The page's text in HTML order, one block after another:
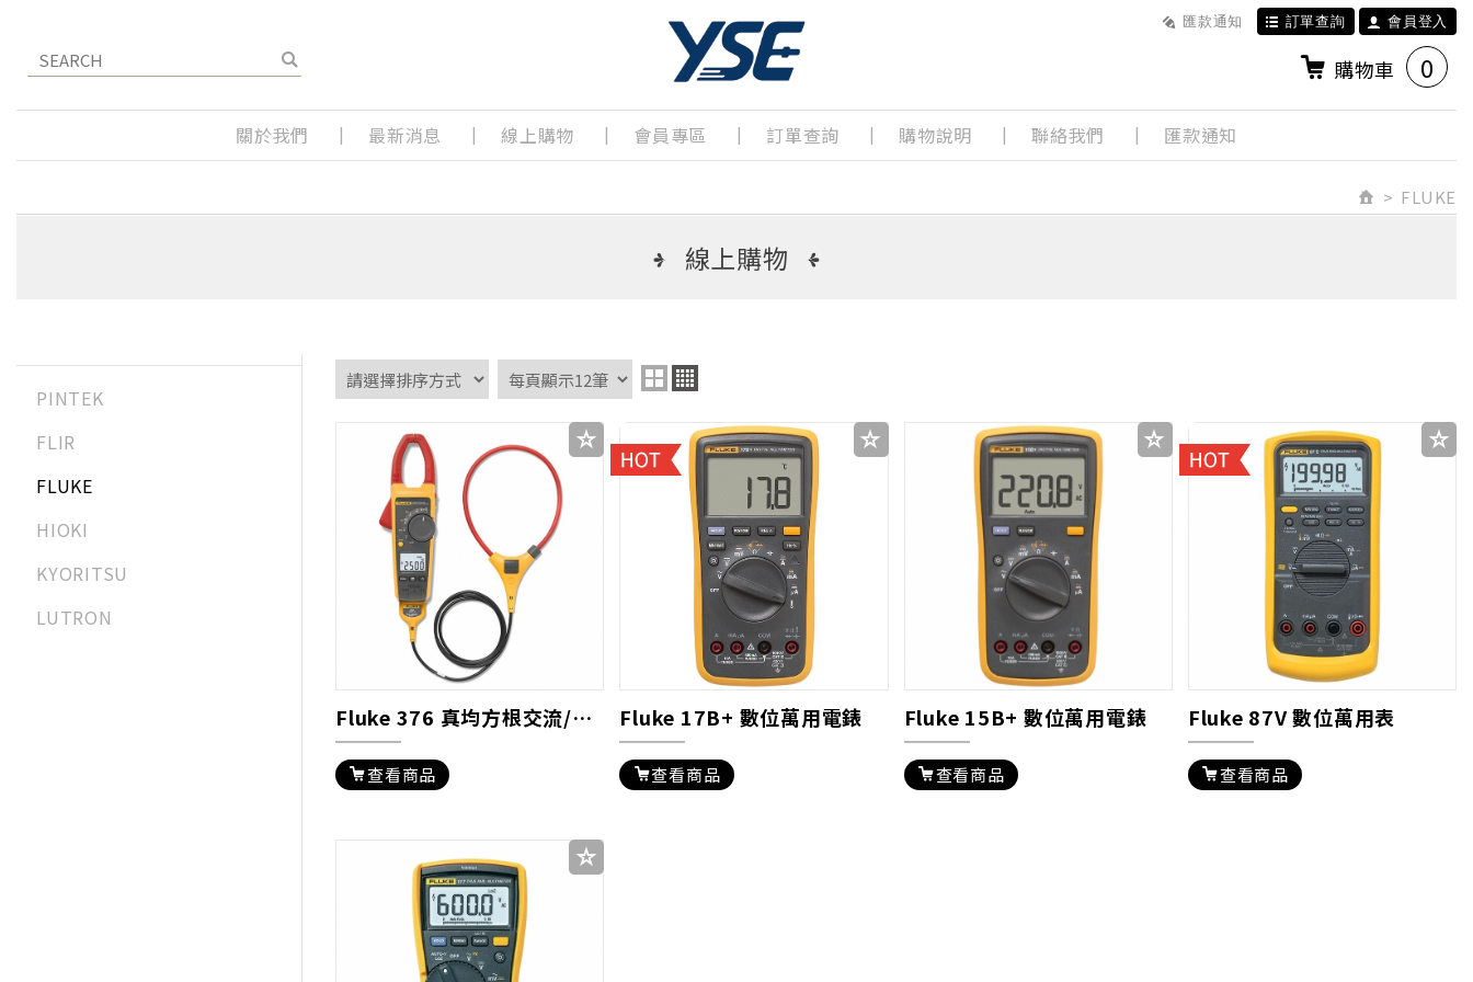
匯款通知 訂單查詢 會員登入
購物車 0
關於我們 最新消息 線上購物 會員專區 訂單查詢 購物說明 聯絡我們 匯款通知
FLUKE
線上購物
PINTEK
FLIR
FLUKE
HIOKI
KYORITSU
LUTRON
Fluke 376 真均方根交流/直流電流鉤錶
查看商品
Fluke 17B+ 數位萬用電錶
查看商品
Fluke 15B+ 數位萬用電錶
查看商品
Fluke 87V 數位萬用表
查看商品